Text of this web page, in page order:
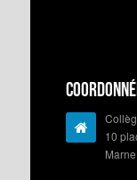
10
Marne